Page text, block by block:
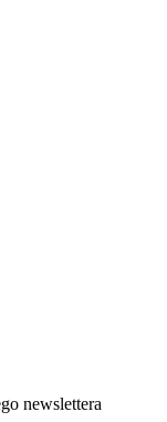
newslettera